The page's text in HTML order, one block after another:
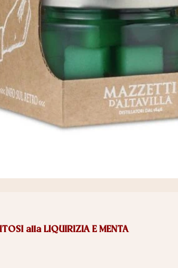
alla LIQUIRIZIA E MENTA